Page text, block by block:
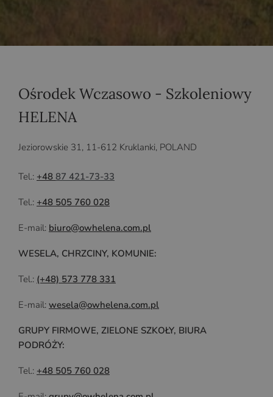
Ośrodek Wczasowo - Szkoleniowy
HELENA
Jeziorowskie 31, 11-612 Kruklanki, POLAND
Tel.: +48 87 421-73-33
Tel.: +48 505 760 028
E-mail: biuro@owhelena.com.pl
WESELA, CHRZCINY, KOMUNIE:
Tel.: (+48) 573 778 331
E-mail: wesela@owhelena.com.pl
GRUPY FIRMOWE, ZIELONE SZKOŁY, BIURA
PODRÓŻY:
Tel.: +48 505 760 028